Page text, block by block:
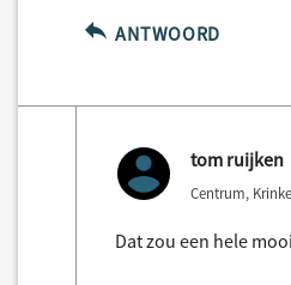
ANTWOORD
tom ruijken
Centrum,
Dat zou een hele